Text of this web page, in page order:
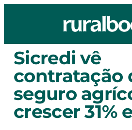
Sicredi vê
contratação
seguro
crescer 31%